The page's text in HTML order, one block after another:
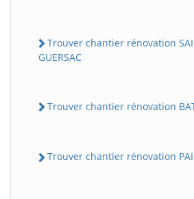
Trouver chantier rénovation
GUERSAC
Trouver chantier rénovation
Trouver chantier rénovation